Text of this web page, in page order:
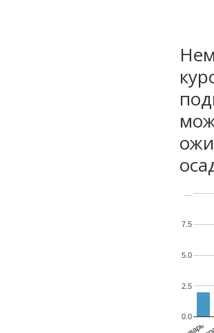
0.0
2.5
5.0
7.5